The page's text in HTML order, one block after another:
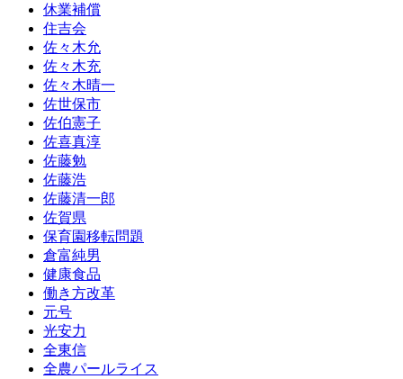
休業補償
住吉会
佐々木允
佐々木充
佐々木晴一
佐世保市
佐伯憲子
佐喜真淳
佐藤勉
佐藤浩
佐藤清一郎
佐賀県
保育園移転問題
倉富純男
健康食品
働き方改革
元号
光安力
全東信
全農パールライス